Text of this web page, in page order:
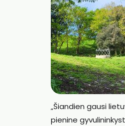
„Šiandien gausi
pienine